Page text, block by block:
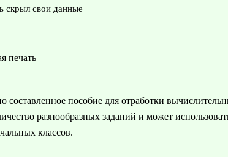
скрыл свои данные
печать
составленное пособие для отработки
разнообразных заданий и может
классов.